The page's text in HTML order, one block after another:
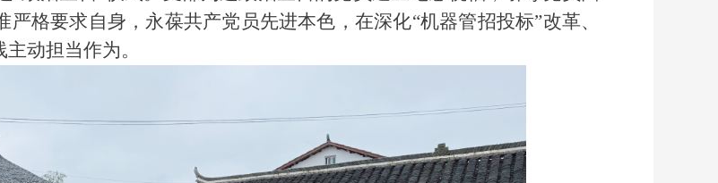
格要求自身，永葆共产党员先进本色，在深化“机器管招投标”改革、
动担当作为。